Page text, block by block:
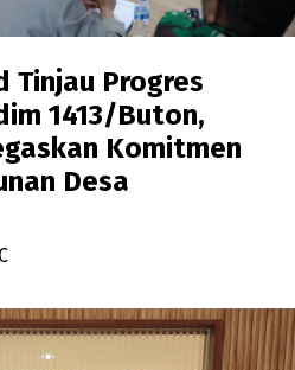
Tinjau Progres
1413/Buton,
Komitmen
Desa